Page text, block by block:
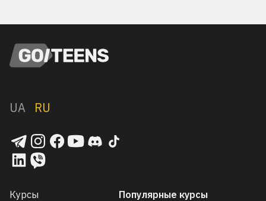
UA RU
Курсы Популярные курсы